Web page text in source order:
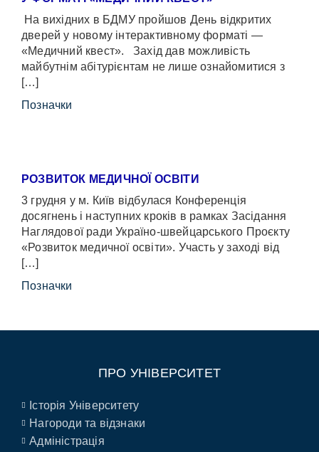
На вихідних в БДМУ пройшов День відкритих
дверей у новому інтерактивному форматі —
«Медичний квест». Захід дав можливість
майбутнім абітурієнтам не лише ознайомитися з
[…]
Позначки
РОЗВИТОК МЕДИЧНОЇ ОСВІТИ
3 грудня у м. Київ відбулася Конференція
досягнень і наступних кроків в рамках Засідання
Наглядової ради Україно-швейцарського Проєкту
«Розвиток медичної освіти». Участь у заході від
[…]
Позначки
ПРО УНІВЕРСИТЕТ
Історія Університету
Нагороди та відзнаки
Адміністрація